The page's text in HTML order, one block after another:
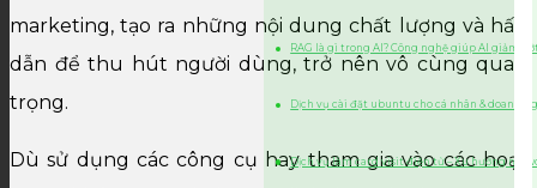
RAG là gì trong AI? Công nghệ giúp AI giảm
Dịch vụ cài đặt ubuntu cho cá nhân & doanh
Dịch vụ làm card visit điện tử – Xu hướng
marketing, tạo ra những nội dung chất lượng và hấp
dẫn để thu hút người dùng, trở nên vô cùng quan
trọng.
Dù sử dụng các công cụ hay tham gia vào các hoạt